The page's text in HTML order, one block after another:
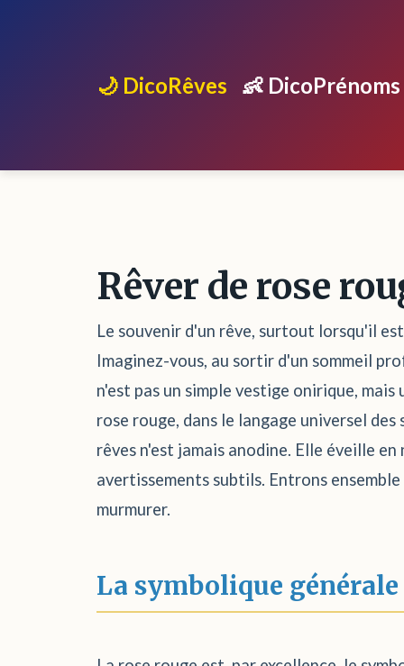
🌙 DicoRêves 👶 DicoPrénoms
Rêver de rose
Le souvenir d'un rêve, surtout lorsqu'il
Imaginez-vous, au sortir d'un sommeil
n'est pas un simple vestige onirique,
rose rouge, dans le langage universel
rêves n'est jamais anodine. Elle éveille
avertissements subtils. Entrons
murmurer.
La symbolique générale